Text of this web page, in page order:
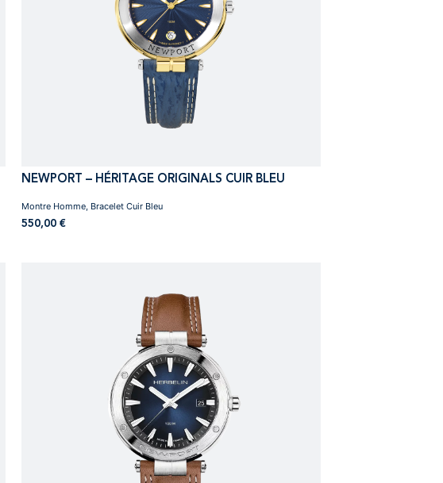
NEWPORT – HÉRITAGE ORIGINALS CUIR BLEU
550,00€
Montre Homme, Bracelet Cuir Bleu